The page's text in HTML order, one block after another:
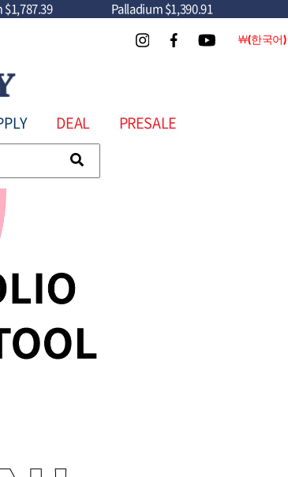
$1,787.39 Palladium$1,390.91
￦(한국어)
DEAL PRESALE